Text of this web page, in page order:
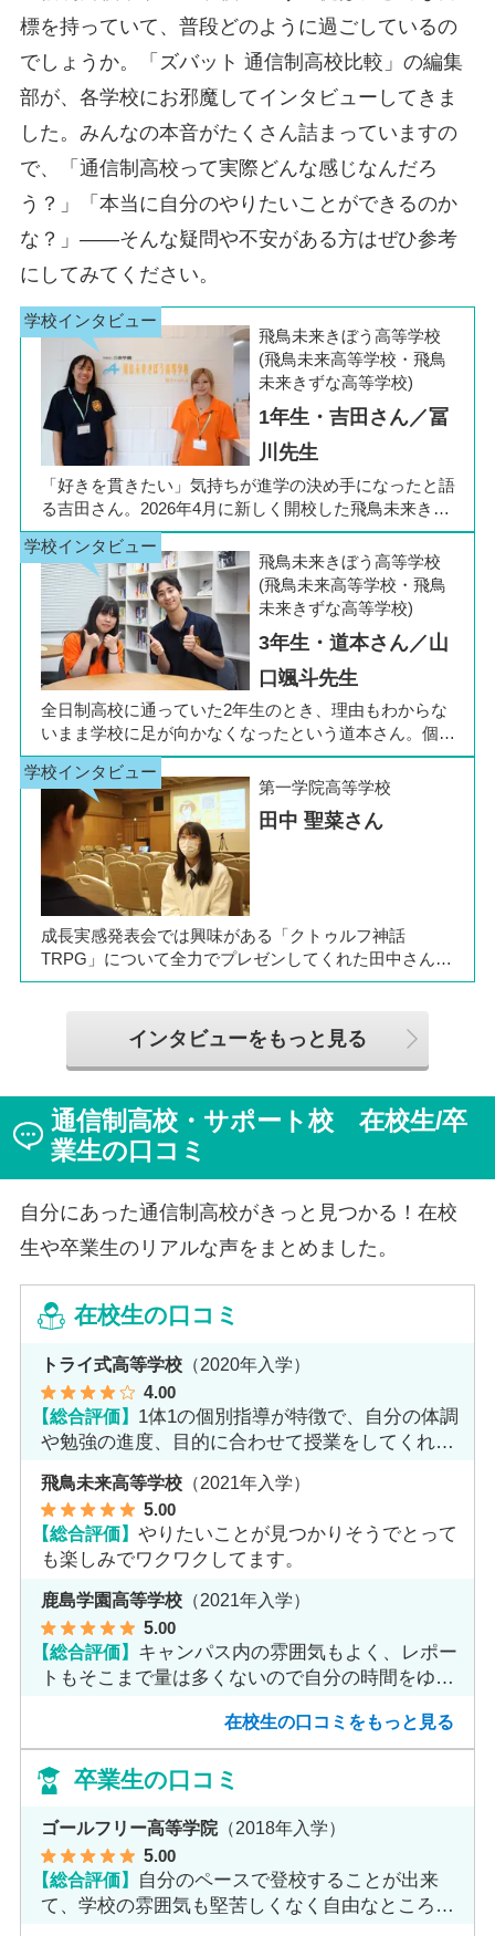
標を持っていて、普段どのように過ごしているの
でしょうか。「ズバット 通信制高校比較」の編集
部が、各学校にお邪魔してインタビューしてきま
した。みんなの本音がたくさん詰まっていますの
で、「通信制高校って実際どんな感じなんだろ
う？」「本当に自分のやりたいことができるのか
な？」――そんな疑問や不安がある方はぜひ参考
にしてみてください。
飛鳥未来きぼう高等学校
(飛鳥未来高等学校・飛鳥
未来きずな高等学校)
1年生・吉田さん／冨
川先生
「好きを貫きたい」気持ちが進学の決め手になったと語
る吉田さん。2026年4月に新しく開校した飛鳥未来きぼ
う高等学校 柏キャンパスの1年生です。彼女は中学3年
生の公立入試直前に「自分らしく過ごしながら夢に近づ
ける環境を選びたい」と思い、進路変更を決意しまし
た。今回は吉田さん、同キャンパスの冨川先生に、通信
制高校の学校生活の様子や雰囲気、行事について語って
いただきました。お互いの話からは、日々の何気ない会
話や行事を通じて育まれた、先生と生徒の温かな信頼関
係もうかがえました。
飛鳥未来きぼう高等学校
(飛鳥未来高等学校・飛鳥
未来きずな高等学校)
3年生・道本さん／山
口颯斗先生
全日制高校に通っていた2年生のとき、理由もわからな
いまま学校に足が向かなくなったという道本さん。個別
相談会で感じた先生の「温かさ」を決め手に、飛鳥未来
きぼう高等学校の町田キャンパスへの転入を選びまし
た。現在は同校に3年生として在籍しながら、オープン
キャンパスでは未来の後輩たちのサポート役「キャス
ト」として活躍しています。同校の山口颯斗先生ととも
に、通信制ならではの人との関わりや、自分らしく過ご
せる学校生活について語ってくれました。
第一学院高等学校
田中 聖菜さん
成長実感発表会では興味がある「クトゥルフ神話
TRPG」について全力でプレゼンしてくれた田中さん
は、全日制高校での生活の中で体調を崩し、12月に第一
トやスクーリングをこなしながら、自分らしく過ごせる
ようになった2か月を振り返ってお話いただきました。
「通信制高校は家で一人で勉強するもの」というイメー
ジを持っていた田中さんですが、キャンパスでフェロー
（先生）や仲間に囲まれる中で、その不安は希望へと変
わったと言います。
インタビューをもっと見る
通信制高校・サポート校 在校生/卒
業生の口コミ
自分にあった通信制高校がきっと見つかる！在校
生や卒業生のリアルな声をまとめました。
在校生の口コミ
トライ式高等学校 （2020年入学）
4.00
【総合評価】 1体1の個別指導が特徴で、自分の体調
や勉強の進度、目的に合わせて授業をしてくれま
飛鳥未来高等学校 （2021年入学）
5.00
【総合評価】やりたいことが見つかりそうでとって
も楽しみでワクワクしてます。
鹿島学園高等学校 （2021年入学）
5.00
【総合評価】 キャンパス内の雰囲気もよく、レポー
トもそこまで量は多くないので自分の時間をゆっ
在校生の口コミをもっと見る
卒業生の口コミ
ゴールフリー高等学院（2018年入学）
5.00
【総合評価】 自分のペースで登校することが出来
て、学校の雰囲気も堅苦しくなく自由なところが